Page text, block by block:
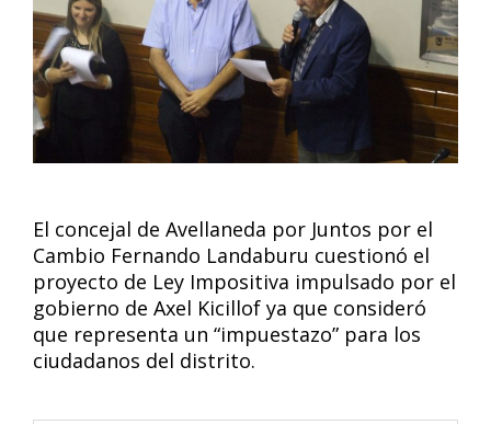
El concejal de Avellaneda por Juntos por el
Cambio Fernando Landaburu cuestionó el
proyecto de Ley Impositiva impulsado por el
gobierno de Axel Kicillof ya que consideró
que representa un “impuestazo” para los
ciudadanos del distrito.